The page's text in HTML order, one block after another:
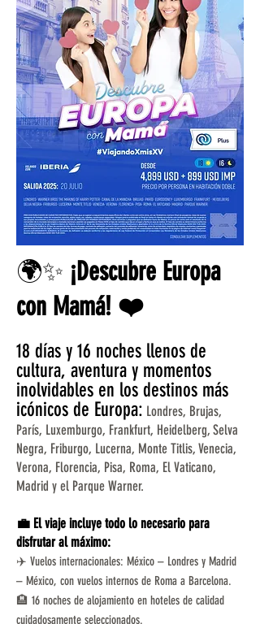
🌍✨ ¡Descubre Europa
con Mamá! ❤️
18 días y 16 noches llenos de
cultura, aventura y momentos
inolvidables en los destinos más
icónicos de Europa: Londres, Brujas,
París, Luxemburgo, Frankfurt, Heidelberg, Selva
Negra, Friburgo, Lucerna, Monte Titlis, Venecia,
Verona, Florencia, Pisa, Roma, El Vaticano,
Madrid y el Parque Warner.
💼 El viaje incluye todo lo necesario para
disfrutar al máximo:
✈️ Vuelos internacionales: México – Londres y Madrid
– México, con vuelos internos de Roma a Barcelona.
🏨 16 noches de alojamiento en hoteles de calidad
cuidadosamente seleccionados.